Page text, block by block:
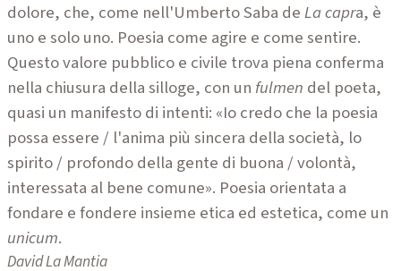
dolore, che, come nell'Umberto Saba deLa capra, è
uno e solo uno. Poesia come agire e comesentire.
Questo valore pubblico e civile trova piena conferma
nella chiusura della silloge, con un fulmen del poeta,
quasi un manifesto di intenti: «Io credo che la poesia
possa essere / l'anima più sincera della società, lo
spirito / profondo della gente di buona /volontà,
interessata al bene comune». Poesia orientata a
fondare e fondere insieme etica ed estetica, come un
unicum.
David La Mantia